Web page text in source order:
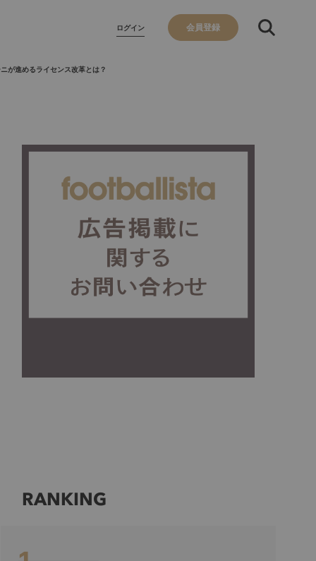
ログイン 会員登録
が進めるライセンス改革とは？
RANKING